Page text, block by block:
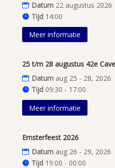
Datum 22 augustus 2026
Tijd 14:00
Meer informatie
25 t/m 28 augustus 42e
Datum aug 25 - 28, 2026
Tijd 09:30 - 17:00
Meer informatie
Emsterfeest 2026
Datum aug 26 - 29, 2026
Tijd 19:00 - 00:00